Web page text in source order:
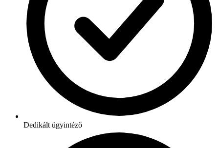
Dedikált ügyintéző